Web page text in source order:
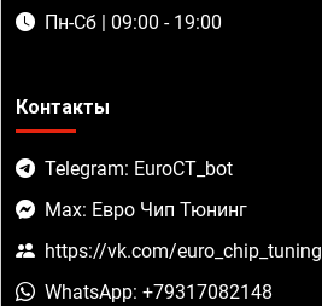
Пн-Сб | 09:00 - 19:00
Контакты
Telegram: EuroCT_bot
Max: Евро Чип Тюнинг
https://vk.com/euro_chip_tuning
WhatsApp: +79317082148